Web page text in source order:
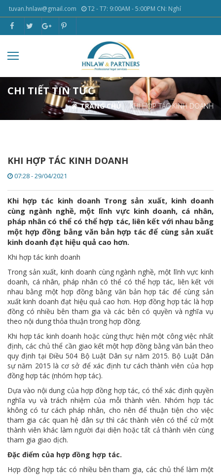
tuvan.hnlaw@gmail.com T2 - T7: 9:00AM - 5:00PM CN: Nghỉ
CHI TIẾT TIN TỨC
TRANG CHỦ KHI HỢP TÁC KINH DOANH
KHI HỢP TÁC KINH DOANH
07:28 - 29/04/2021
Khi hợp tác kinh doanh Trong sản xuất, kinh doanh
cùng ngành nghề, một lĩnh vực kinh doanh, cá nhân,
pháp nhân có thể có thể hợp tác, liên kết với nhau bằng
một hợp đồng bằng văn bản hợp tác để cùng sản xuất
kinh doanh đạt hiệu quả cao hơn.
Khi hợp tác kinh doanh
Trong sản xuất, kinh doanh cùng ngành nghề, một lĩnh vực kinh
doanh, cá nhân, pháp nhân có thể có thể hợp tác, liên kết với
nhau bằng một hợp đồng bằng văn bản hợp tác để cùng sản
xuất kinh doanh đạt hiệu quả cao hơn. Hợp đồng hợp tác là hợp
đồng có nhiều bên tham gia và các bên có quyền và nghĩa vụ
theo nội dung thỏa thuận trong hợp đồng.
Khi hợp tác kinh doanh hoặc cùng thực hiện một công việc nhất
định, các chủ thể cần giao kết một hợp đồng bằng văn bản theo
quy định tại Điều 504 Bộ Luật Dân sự năm 2015. Bộ Luật Dân
sự năm 2015 là cơ sở để xác định tư cách thành viên của hợp
đồng hợp tác (nhóm hợp tác).
Dựa vào nội dung của hợp đồng hợp tác, có thể xác định quyền
nghĩa vụ và trách nhiệm của mỗi thành viên. Nhóm hợp tác
không có tư cách pháp nhân, cho nên để thuận tiện cho việc
tham gia các quan hệ dân sự thì các thành viên có thể cử một
thành viên khác làm người đại diện hoặc tất cả thành viên cùng
tham gia giao dịch.
Đặc điểm của hợp đồng hợp tác.
Hợp đồng hợp tác có nhiều bên tham gia, các chủ thể làm một